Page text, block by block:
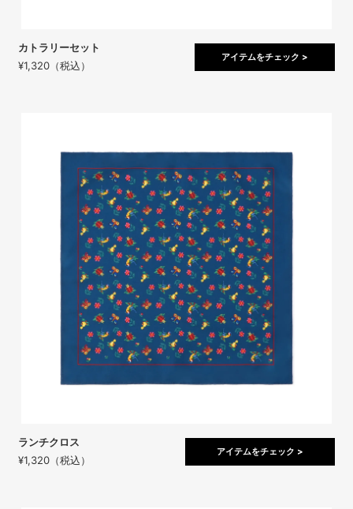
カトラリーセット
¥1,320（税込）
アイテムをチェック >
ランチクロス
¥1,320（税込）
アイテムをチェック >